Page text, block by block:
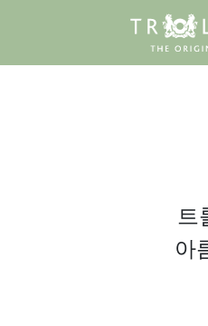
트
아